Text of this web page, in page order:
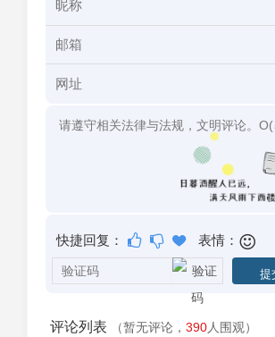
快捷回复： 表情：
评论列表 （暂无评论， 390人围观）